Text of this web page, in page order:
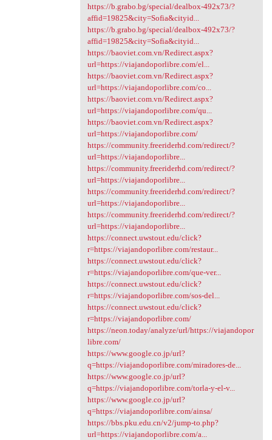
https://b.grabo.bg/special/dealbox-492x73/?
affid=19825&city=Sofia&cityid...
https://b.grabo.bg/special/dealbox-492x73/?
affid=19825&city=Sofia&cityid...
https://baoviet.com.vn/Redirect.aspx?
url=https://viajandoporlibre.com/el...
https://baoviet.com.vn/Redirect.aspx?
url=https://viajandoporlibre.com/co...
https://baoviet.com.vn/Redirect.aspx?
url=https://viajandoporlibre.com/qu...
https://baoviet.com.vn/Redirect.aspx?
url=https://viajandoporlibre.com/
https://community.freeriderhd.com/redirect/?
url=https://viajandoporlibre...
https://community.freeriderhd.com/redirect/?
url=https://viajandoporlibre...
https://community.freeriderhd.com/redirect/?
url=https://viajandoporlibre...
https://community.freeriderhd.com/redirect/?
url=https://viajandoporlibre...
https://connect.uwstout.edu/click?
r=https://viajandoporlibre.com/restaur...
https://connect.uwstout.edu/click?
r=https://viajandoporlibre.com/que-ver...
https://connect.uwstout.edu/click?
r=https://viajandoporlibre.com/sos-del...
https://connect.uwstout.edu/click?
r=https://viajandoporlibre.com/
https://neon.today/analyze/url/https://viajandopor
libre.com/
https://www.google.co.jp/url?
q=https://viajandoporlibre.com/miradores-de...
https://www.google.co.jp/url?
q=https://viajandoporlibre.com/torla-y-el-v...
https://www.google.co.jp/url?
q=https://viajandoporlibre.com/ainsa/
https://bbs.pku.edu.cn/v2/jump-to.php?
url=https://viajandoporlibre.com/a...